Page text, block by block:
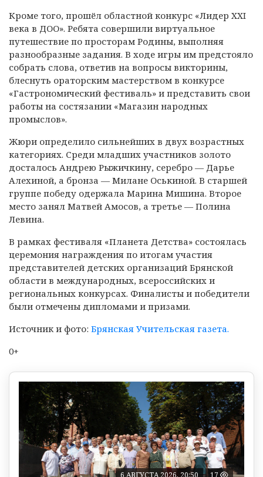
Кроме того, прошёл областной конкурс «Лидер XXI
века в ДОО». Ребята совершили виртуальное
путешествие по просторам Родины, выполняя
разнообразные задания. В ходе игры им предстояло
собрать слова, ответив на вопросы викторины,
блеснуть ораторским мастерством в конкурсе
«Гастрономический фестиваль» и представить свои
работы на состязании «Магазин народных
промыслов».
Жюри определило сильнейших в двух возрастных
категориях. Среди младших участников золото
досталось Андрею Рыжичкину, серебро — Дарье
Алехиной, а бронза — Милане Оськиной. В старшей
группе победу одержала Марина Мишина. Второе
место занял Матвей Амосов, а третье — Полина
Левина.
В рамках фестиваля «Планета Детства» состоялась
церемония награждения по итогам участия
представителей детских организаций Брянской
области в международных, всероссийских и
региональных конкурсах. Финалисты и победители
были отмечены дипломами и призами.
Источник и фото: Брянская Учительская газета.
0+